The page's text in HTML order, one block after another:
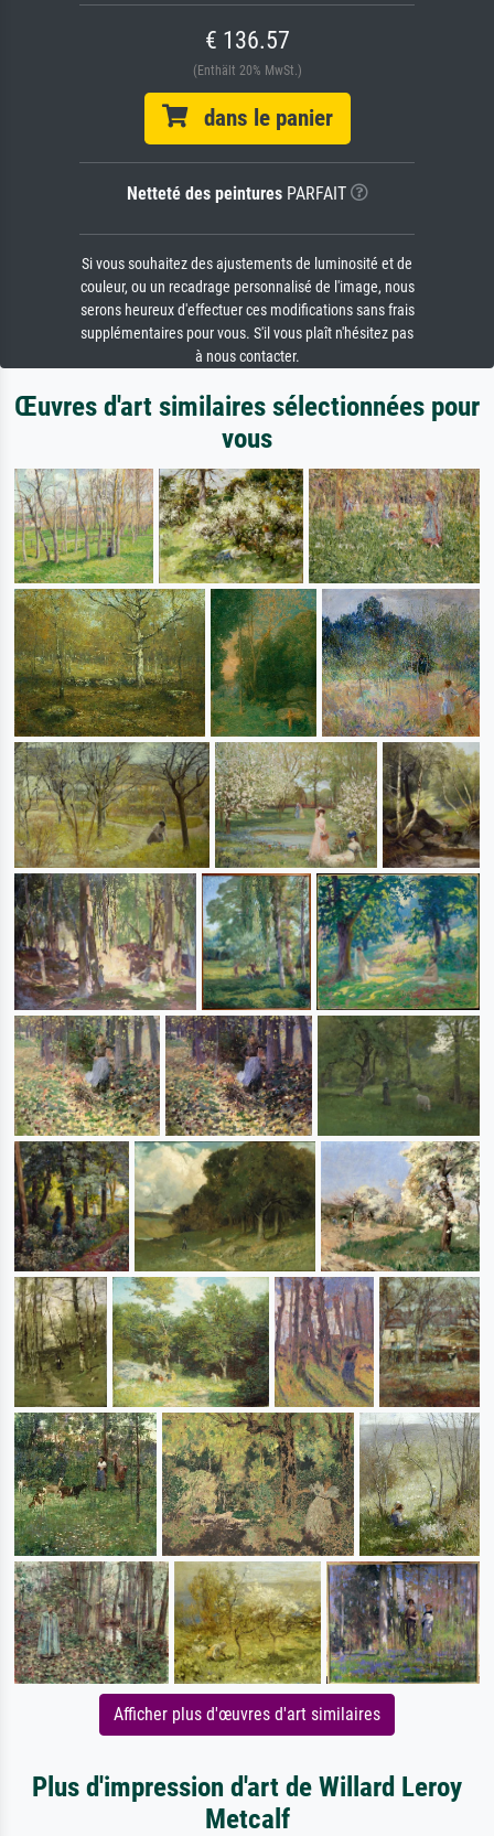
€ 136.57
(Enthält 20% MwSt.)
dans le panier
Netteté des peinturesPARFAIT
Si vous souhaitez des ajustements de luminosité et de
couleur, ou un recadrage personnalisé de l'image, nous
serons heureux d'effectuer ces modifications sans frais
supplémentaires pour vous. S'il vous plaît n'hésitez pas
à nous contacter.
Œuvres d'art similaires sélectionnées pour
vous
Afficher plus d'œuvres d'art similaires
Plus d'impression d'art de Willard Leroy
Metcalf